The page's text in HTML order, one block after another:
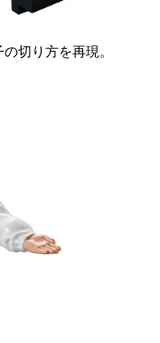
切り方を再現。